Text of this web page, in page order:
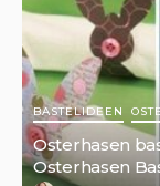
BASTELIDEEN
Osterhasen
Osterhasen